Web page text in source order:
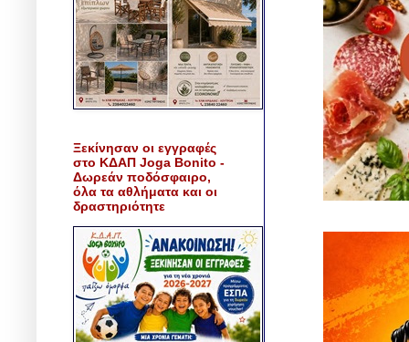
Ξεκίνησαν οι εγγραφές
στο ΚΔΑΠ Joga Bonito -
Δωρεάν ποδόσφαιρο,
όλα τα αθλήματα και οι
δραστηριότητε